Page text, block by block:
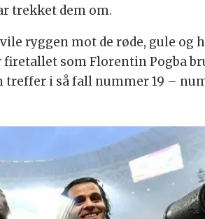
trekket dem om.
ryggen mot de røde, gule
som Florentin Pogba
i så fall nummer 19 –